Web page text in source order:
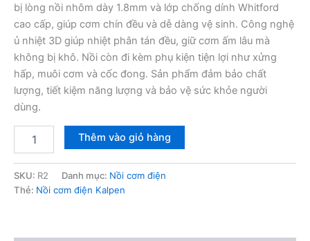
bị lòng nồi nhôm dày 1.8mm và lớp chống dính Whitford
cao cấp, giúp cơm chín đều và dễ dàng vệ sinh. Công nghệ
ủ nhiệt 3D giúp nhiệt phân tán đều, giữ cơm ấm lâu mà
không bị khô. Nồi còn đi kèm phụ kiện tiện lợi như xửng
hấp, muôi cơm và cốc đong. Sản phẩm đảm bảo chất
lượng, tiết kiệm năng lượng và bảo vệ sức khỏe người
dùng.
Kalpen
R2
Thêm vào giỏ hàng
SKU: R2 Danh mục: Nồi cơm điện
Thẻ: Nồi cơm điện Kalpen